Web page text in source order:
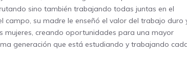
sino también trabajando todas juntas en el
campo, su madre le enseñó el valor del trabajo duro
mujeres, creando oportunidades para una mayor
generación que está estudiando y trabajando